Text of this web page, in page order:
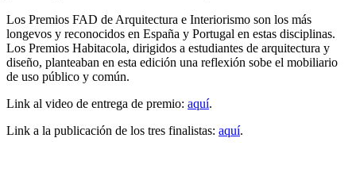
Los Premios FAD de Arquitectura e Interiorismo son los más
longevos y reconocidos en España y Portugal en estas disciplinas.
Los Premios Habitacola, dirigidos a estudiantes de arquitectura y
diseño, planteaban en esta edición una reflexión sobe el mobiliario
de uso público y común.
Link al video de entrega de premio: aquí.
Link a la publicación de los tres finalistas: aquí.